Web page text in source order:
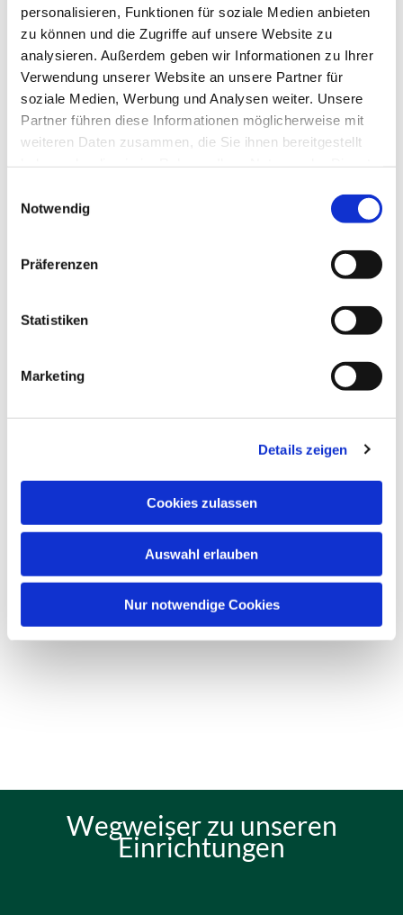
personalisieren, Funktionen für soziale Medien anbieten
zu können und die Zugriffe auf unsere Website zu
analysieren. Außerdem geben wir Informationen zu Ihrer
Verwendung unserer Website an unsere Partner für
soziale Medien, Werbung und Analysen weiter. Unsere
Partner führen diese Informationen möglicherweise mit
weiteren Daten zusammen, die Sie ihnen bereitgestellt
Notwendig
Präferenzen
Statistiken
Marketing
Details zeigen
Cookies zulassen
Auswahl erlauben
Nur notwendige Cookies
Dies könnte Sie auch interessieren
Wegweiser zu unseren
Einrichtungen